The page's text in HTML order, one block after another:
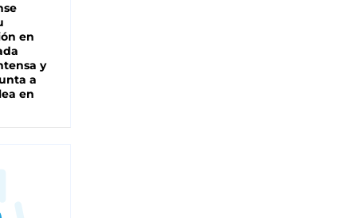
en
y
a
en